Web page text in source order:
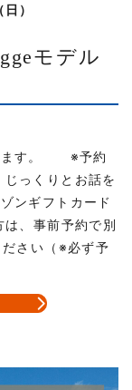
）
モデル
ます。 ※予約
っくりとお話を
ンギフトカード
、事前予約で別
さい（※必ず予